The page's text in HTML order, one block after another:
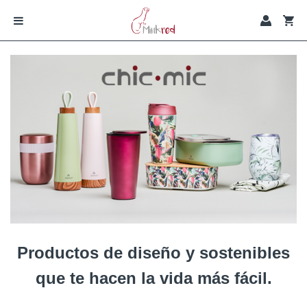
Productos de diseño y sostenibles
que te hacen la vida más fácil.